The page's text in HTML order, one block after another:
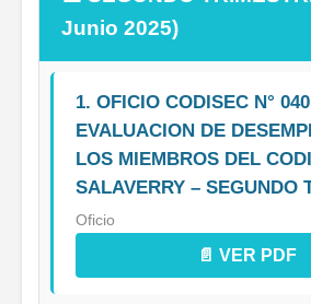
Junio 2025)
1. OFICIO CODISEC N°
EVALUACION DE
LOS MIEMBROS DEL
SALAVERRY – SEGUNDO
Oficio
📄 VER PDF